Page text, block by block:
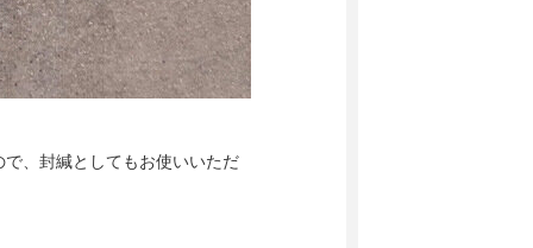
、封緘としてもお使いいただ